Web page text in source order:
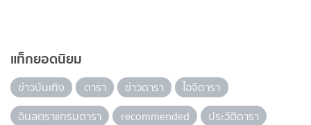
แท็กยอดนิยม
ข่าวบันเทิง ดารา ข่าวดารา
ไอจีดารา
อินสตราแกรมดารา
recommended
ประวัติดารา